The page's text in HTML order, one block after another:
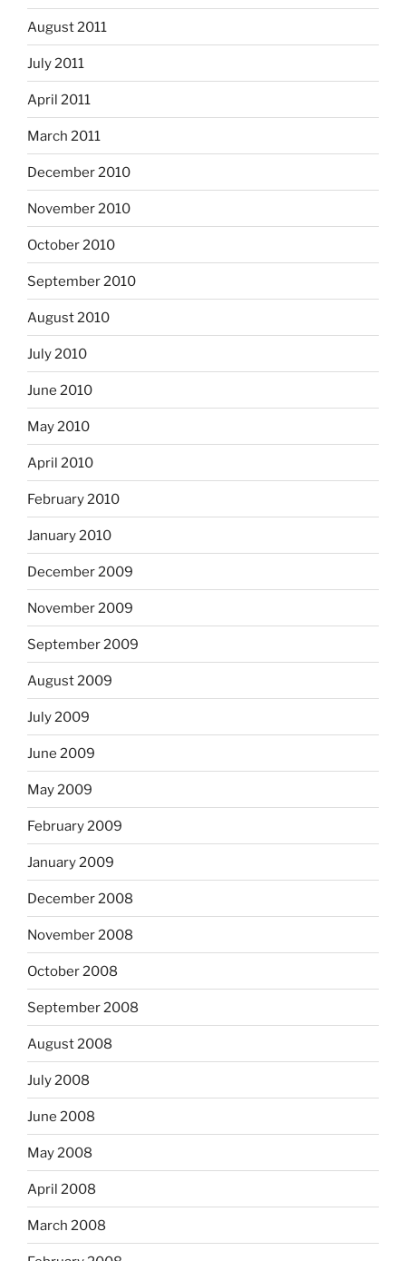
August 2011
July 2011
April 2011
March 2011
December 2010
November 2010
October 2010
September 2010
August 2010
July 2010
June 2010
May 2010
April 2010
February 2010
January 2010
December 2009
November 2009
September 2009
August 2009
July 2009
June 2009
May 2009
February 2009
January 2009
December 2008
November 2008
October 2008
September 2008
August 2008
July 2008
June 2008
May 2008
April 2008
March 2008